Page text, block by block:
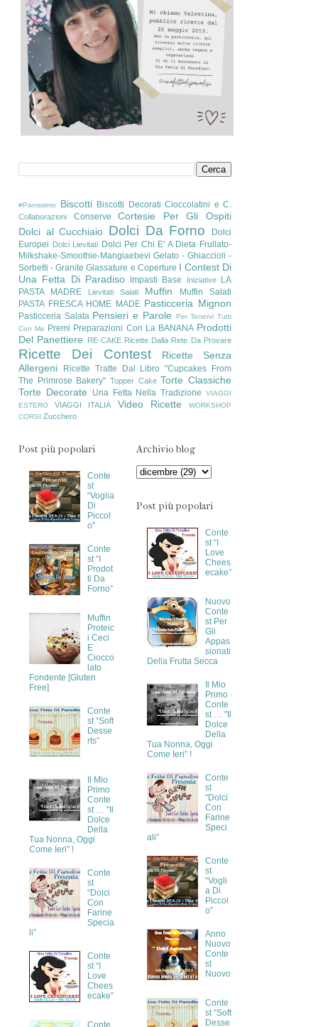
#Panissimo Biscotti Biscotti Decorati Cioccolatini e C.
Collaborazioni Conserve
Cortesie Per Gli Ospiti
Dolci al Cucchiaio Dolci Da Forno
Dolci
Europei Dolci Lievitati Dolci Per Chi E' A Dieta Frullato-
Milkshake-Smoothie-Mangiaebevi Gelato - Ghiaccioli -
Sorbetti - Granite Glassature e Coperture I Contest Di
Una Fetta Di Paradiso Impasti Base Iniziative
LA
PASTA MADRE
Lievitati Salati Muffin
Muffin Salati
PASTA FRESCA HOME MADE Pasticceria Mignon
Pasticceria Salata Pensieri e Parole
Per Tenervi Tutti
Con Me Premi Preparazioni Con La BANANA Prodotti
Del Panettiere
RE-CAKE Ricette Dalla Rete Da Provare
Ricette Dei Contest
Ricette Senza
Allergeni
Ricette Tratte Dal Libro "Cupcakes From
The Primrose Bakery" Topper Cake Torte Classiche
Torte Decorate
Una Fetta Nella Tradizione
VIAGGI
ESTERO
VIAGGI ITALIA Video Ricette
WORKSHOP
CORSI Zucchero
Post più popolari
Conte
st
“Voglia
Di
Piccol
o”
Conte
st “I
Prodot
ti Da
Forno”
Muffin
Proteic
i Ceci
E
Ciocco
lato
Fondente [Gluten
Free]
Conte
st “Soft
Desse
rts”
Il Mio
Primo
Conte
st … "Il
Dolce
Della
Tua Nonna, Oggi
Come Ieri” !
Conte
st
“Dolci
Con
Farine
Specia
li”
Conte
st “I
Love
Chees
ecake”
Conte
Archivio blog
Post più popolari
Conte
st “I
Love
Chees
ecake”
Nuovo
Conte
st Per
Gli
Appas
sionati
Della Frutta Secca
Il Mio
Primo
Conte
st … "Il
Dolce
Della
Tua Nonna, Oggi
Come Ieri” !
Conte
st
“Dolci
Con
Farine
Speci
ali”
Conte
st
“Vogli
a Di
Piccol
o”
Anno
Nuovo
Conte
st
Nuovo
Conte
st “Soft
Desse